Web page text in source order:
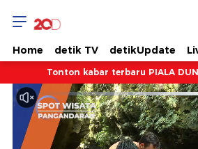
Home detik TV detikUpdate
Tonton kabar terbaru PIALA